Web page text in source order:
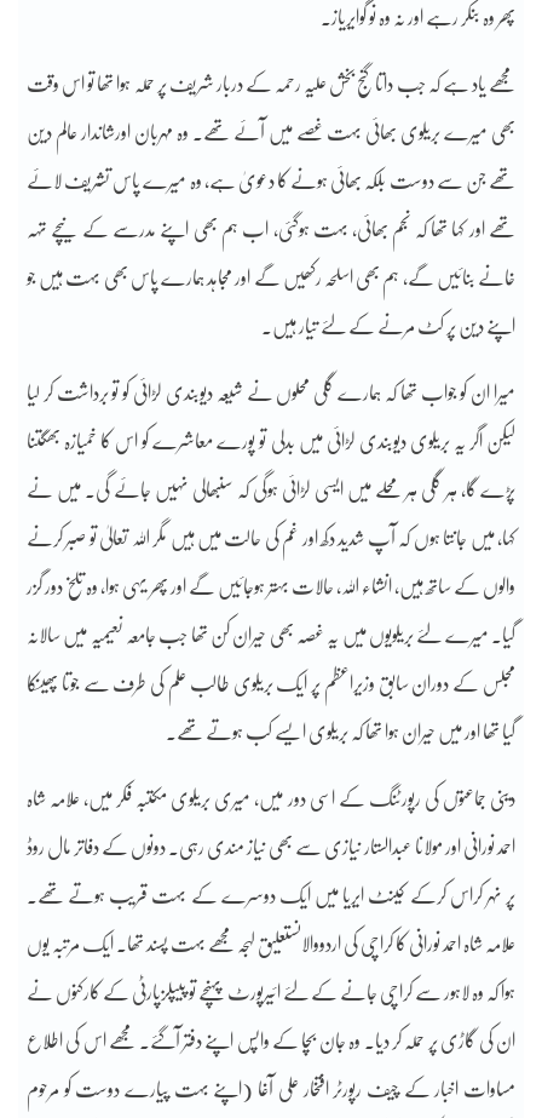
پھر وہ بنکر رہے اور نہ وہ نو گوایریاز۔
مجھے یاد ہے کہ جب داتا گنج بخش علیہ رحمہ کے دربار شریف پر حملہ ہوا تھا تو اس وقت
بھی میرے بریلوی بھائی بہت غصے میں آئے تھے۔ وہ مہربان اورشاندار عالم دین
تھے جن سے دوست بلکہ بھائی ہونے کا دعویٰ ہے، وہ میرے پاس تشریف لائے
تھے اور کہا تھا کہ نجم بھائی، بہت ہوگئی، اب ہم بھی اپنے مدرسے کے نیچے تہہ
خانے بنائیں گے، ہم بھی اسلحہ رکھیں گے اور مجاہد ہمارے پاس بھی بہت ہیں جو
اپنے دین پر کٹ مرنے کے لئے تیار ہیں۔
میرا ان کو جواب تھا کہ ہمارے گلی محلوں نے شیعہ دیوبندی لڑائی کو تو برداشت کر لیا
لیکن اگر یہ بریلوی دیوبندی لڑائی میں بدلی تو پورے معاشرے کو اس کا خمیازہ بھگتنا
پڑے گا، ہر گلی ہر محلے میں ایسی لڑائی ہوگی کہ سنبھالی نہیں جائے گی۔ میں نے
کہا، میں جانتا ہوں کہ آپ شدید دکھ اور غم کی حالت میں ہیں مگر اللہ تعالیٰ تو صبر کرنے
والوں کے ساتھ ہیں، انشاء اللہ، حالات بہتر ہوجائیں گے اور پھر یہی ہوا، وہ تلخ دور گزر
گیا۔ میرے لئے بریلویوں میں یہ غصہ بھی حیران کن تھا جب جامعہ نعیمیہ میں سالانہ
مجلس کے دوران سابق وزیراعظم پر ایک بریلوی طالب علم کی طرف سے جوتا پھینکا
گیا تھا اور میں حیران ہوا تھا کہ بریلوی ایسے کب ہوتے تھے۔
دینی جماعتوں کی رپورٹنگ کے اسی دور میں، میری بریلوی مکتبہ فکر میں، علامہ شاہ
احمد نورانی اور مولانا عبدالستار نیازی سے بھی نیاز مندی رہی۔ دونوں کے دفاتر مال روڈ
پر نہر کراس کرکے کینٹ ایریا میں ایک دوسرے کے بہت قریب ہوتے تھے۔
علامہ شاہ احمد نورانی کا کراچی کی اردووالانستعلیق لہجہ مجھے بہت پسند تھا۔ ایک مرتبہ یوں
ہوا کہ وہ لاہور سے کراچی جانے کے لئے ائیرپورٹ پہنچے تو پیپلزپارٹی کے کارکنوں نے
ان کی گاڑی پر حملہ کر دیا۔ وہ جان بچا کے واپس اپنے دفتر آگئے۔ مجھے اس کی اطلاع
مساوات اخبار کے چیف رپورٹر افتخار علی آغا (اپنے بہت پیارے دوست کو مرحوم